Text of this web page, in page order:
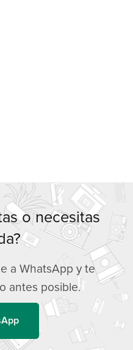
o necesitas
a WhatsApp y te
antes posible.